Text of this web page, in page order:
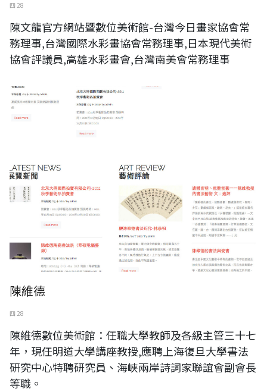
四 28
陳文龍官方網站暨數位美術館-台灣今日畫家協會常
務理事,台灣國際水彩畫協會常務理事,日本現代美術
協會評議員,高雄水彩畫會,台灣南美會常務理事
陳維德
四 28
陳維德數位美術館：任職大學教師及各級主管三十七
年，現任明道大學講座教授,應聘上海復旦大學書法
研究中心特聘研究員、海峽兩岸詩詞家聯誼會副會長
等職。